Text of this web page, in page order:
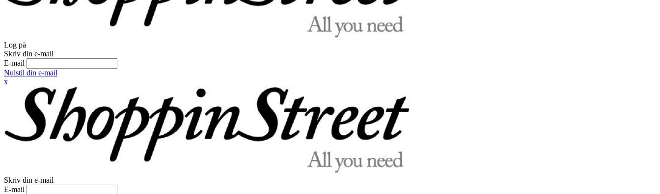
Log på
Skriv din e-mail
E-mail
Nulstil din e-mail
x
Skriv din e-mail
E-mail